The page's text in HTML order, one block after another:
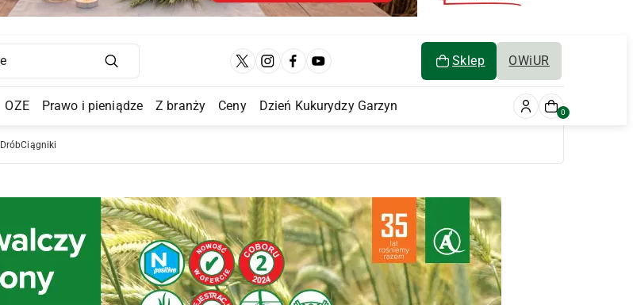
Sklep OWiUR
Main Navigation
OZE Prawo i pieniądze Z branży Ceny Dzień Kukurydzy Garzyn 0
DróbCiągniki